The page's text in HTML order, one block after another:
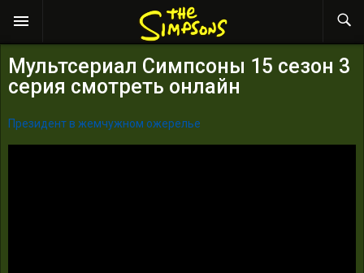
Мультсериал Симпсоны 15 сезон 3
серия смотреть онлайн
Президент в жемчужном ожерелье